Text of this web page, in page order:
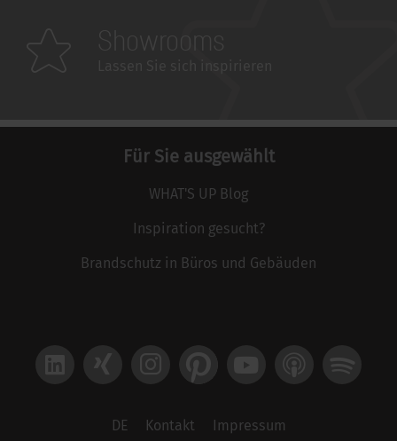
Für Sie ausgewählt
WHAT'S UP Blog
Inspiration gesucht?
Brandschutz in Büros und Gebäuden
DE Kontakt Impressum
Pinterest